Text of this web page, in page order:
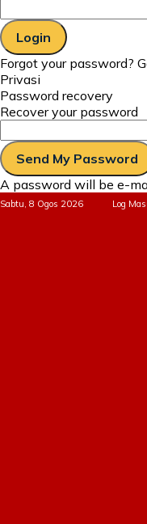
Forgot your password?
Privasi
Password recovery
Recover your password
A password will be e-
Sabtu, 8 Ogos 2026 Log